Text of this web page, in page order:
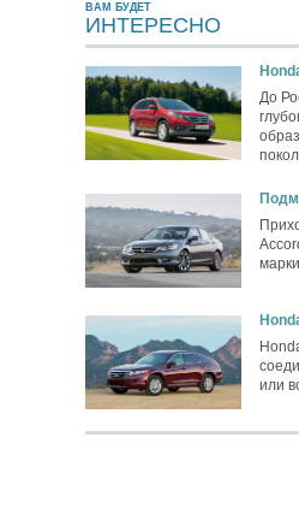
ВАМ БУДЕТ
ИНТЕРЕСНО
До
или